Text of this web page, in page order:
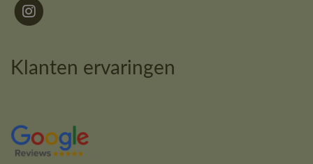
Klanten ervaringen